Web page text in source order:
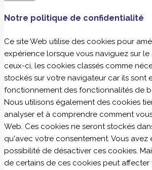
Notre politique de confidentialité
Ce site Web utilise des cookies pour
expérience lorsque vous naviguez sur le
ceux-ci, les cookies classés comme
stockés sur votre navigateur car ils sont
fonctionnement des fonctionnalités de
Nous utilisons également des cookies
analyser et à comprendre comment
Web. Ces cookies ne seront stockés
qu'avec votre consentement. Vous avez
possibilité de désactiver ces cookies.
de certains de ces cookies peut